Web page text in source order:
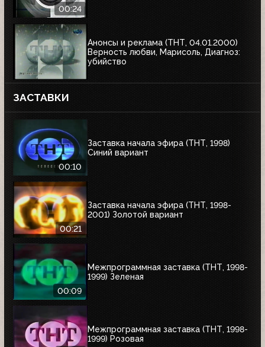
00:24
Анонсы и реклама (ТНТ, 04.01.2000)
Верность любви, Марисоль, Диагноз:
убийство
ЗАСТАВКИ
00:10
Заставка начала эфира (ТНТ, 1998)
Синий вариант
00:21
Заставка начала эфира (ТНТ, 1998-
2001) Золотой вариант
00:09
Межпрограммная заставка (ТНТ, 1998-
1999) Зеленая
Межпрограммная заставка (ТНТ, 1998-
1999) Розовая